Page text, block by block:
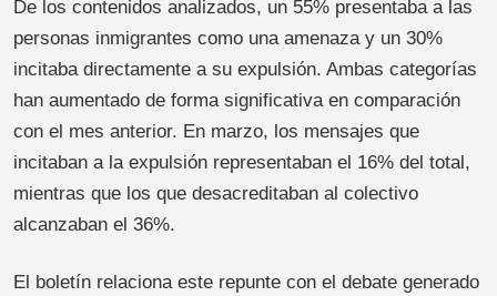
De los contenidos analizados, un 55% presentaba a las
personas inmigrantes como una amenaza y un 30%
incitaba directamente a su expulsión. Ambas categorías
han aumentado de forma significativa en comparación
con el mes anterior. En marzo, los mensajes que
incitaban a la expulsión representaban el 16% del total,
mientras que los que desacreditaban al colectivo
alcanzaban el 36%.
El boletín relaciona este repunte con el debate generado